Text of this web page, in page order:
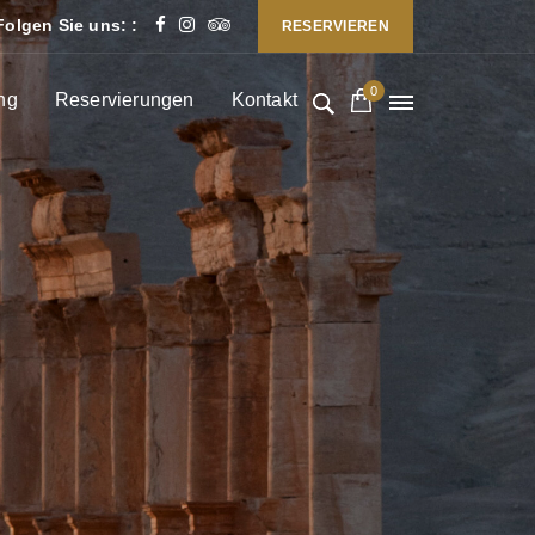
Sie uns: : RESERVIEREN
0
Reservierungen Kontakt